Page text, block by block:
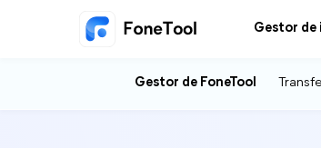
Gestor de
Gestor de FoneTool